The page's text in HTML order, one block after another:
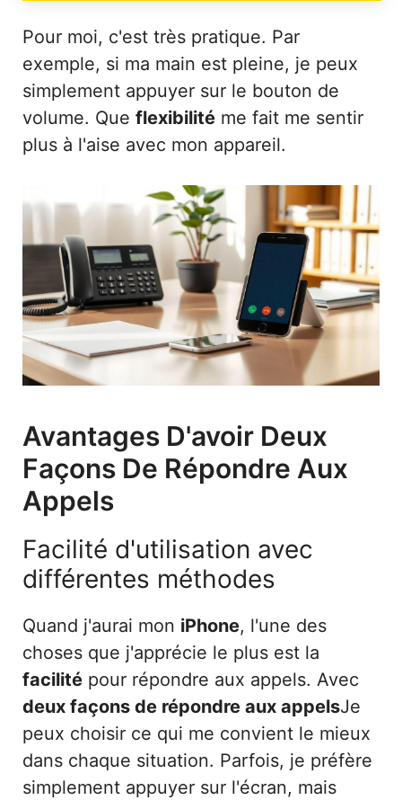
Pour moi, c'est très pratique. Par
exemple, si ma main est pleine, je peux
simplement appuyer sur le bouton de
volume. Que flexibilité me fait me sentir
plus à l'aise avec mon appareil.
Avantages D'avoir Deux
Façons De Répondre Aux
Appels
Facilité d'utilisation avec
différentes méthodes
Quand j'aurai mon iPhone, l'une des
choses que j'apprécie le plus est la
facilité pour répondre aux appels. Avec
deux façons de répondre aux appelsJe
peux choisir ce qui me convient le mieux
dans chaque situation. Parfois, je préfère
simplement appuyer sur l'écran, mais